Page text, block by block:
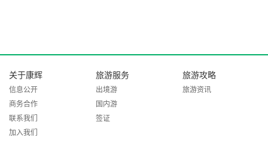
关于康辉
信息公开
商务合作
联系我们
加入我们
旅游服务
出境游
国内游
签证
旅游攻略
旅游资讯